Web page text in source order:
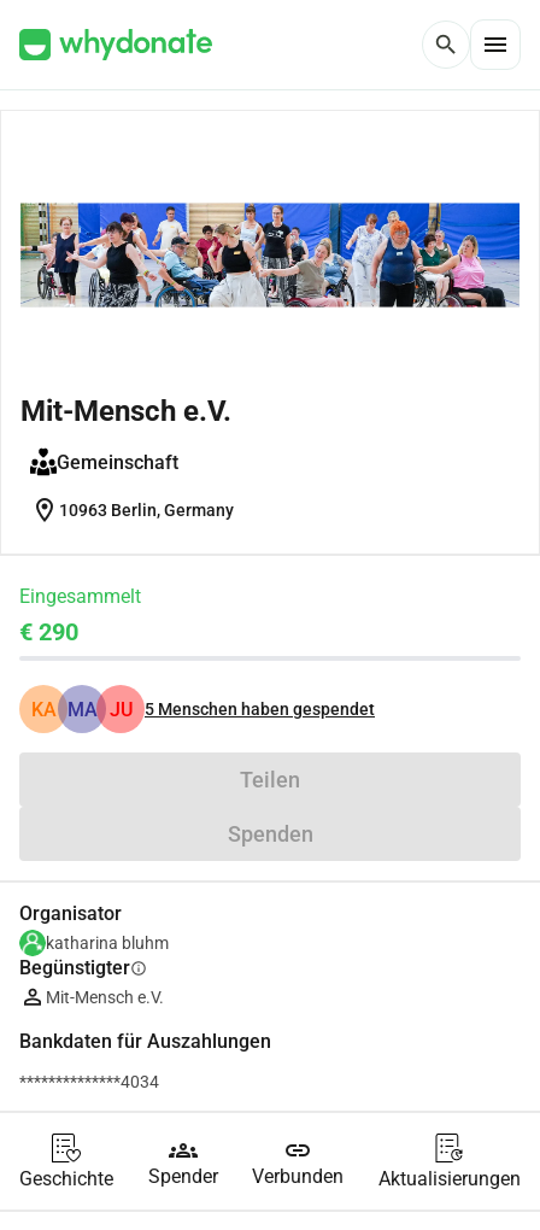
search menu
Mit-Mensch e.V.
Gemeinschaft
location_on 10963 Berlin, Germany
Eingesammelt
€ 290
KA MA JU 5 Menschen haben gespendet
Teilen
Spenden
Organisator
katharina bluhm
Begünstigterinfo
Mit-Mensch e.V.
Bankdaten für Auszahlungen
**************4034
Geschichte
groups
Spender
link
Verbunden Aktualisierungen